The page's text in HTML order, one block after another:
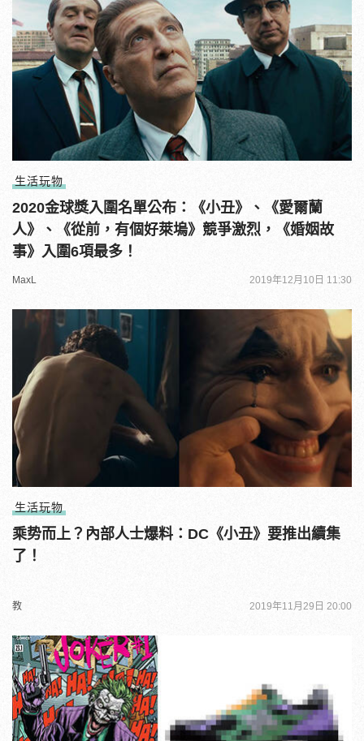
生活玩物
2020金球獎入圍名單公布：《小丑》、《愛爾蘭
人》、《從前，有個好萊塢》競爭激烈，《婚姻故
事》入圍6項最多！
MaxL 2019年12月10日 11:30
生活玩物
乘势而上？內部人士爆料：DC《小丑》要推出續集
了！
教 2019年11月29日 20:00